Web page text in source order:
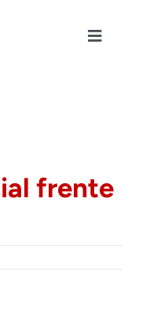
Toggle
frente